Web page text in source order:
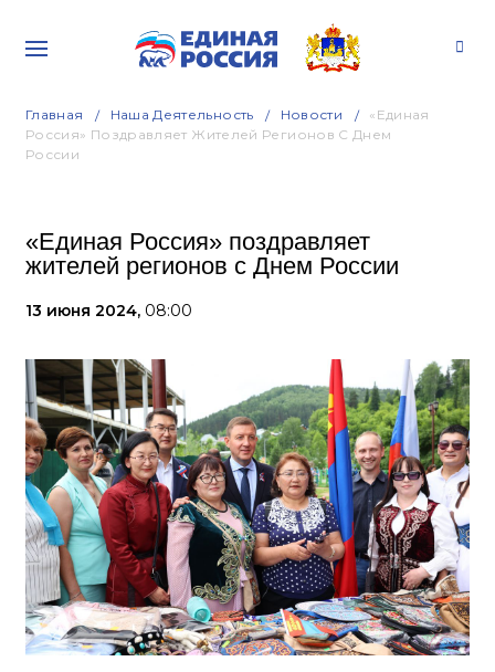
Главная Наша Деятельность Новости
«Единая
Россия» Поздравляет Жителей Регионов С Днем
России
«Единая Россия» поздравляет
жителей регионов с Днем России
13 июня 2024, 08:00